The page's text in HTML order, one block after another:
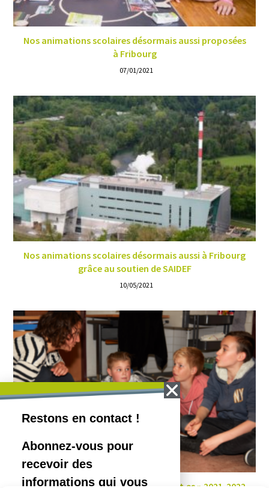
Nos animations scolaires désormais aussi proposées
à Fribourg
07/01/2021
Nos animations scolaires désormais aussi à Fribourg
grâce au soutien de SAIDEF
10/05/2021